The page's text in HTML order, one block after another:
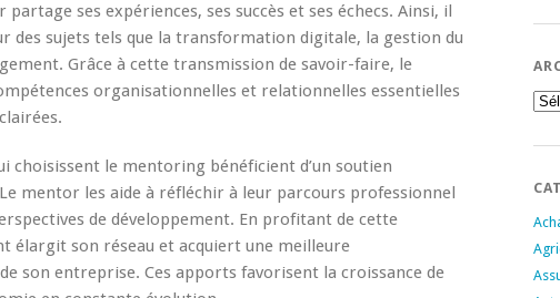
ses expériences, ses succès et ses échecs. Ainsi, il
des sujets tels que la transformation digitale, la gestion du
Grâce à cette transmission de savoir-faire, le
organisationnelles et relationnelles essentielles
choisissent le mentoring bénéficient d’un soutien
mentor les aide à réfléchir à leur parcours professionnel
de développement. En profitant de cette
élargit son réseau et acquiert une meilleure
son entreprise. Ces apports favorisent la croissance de